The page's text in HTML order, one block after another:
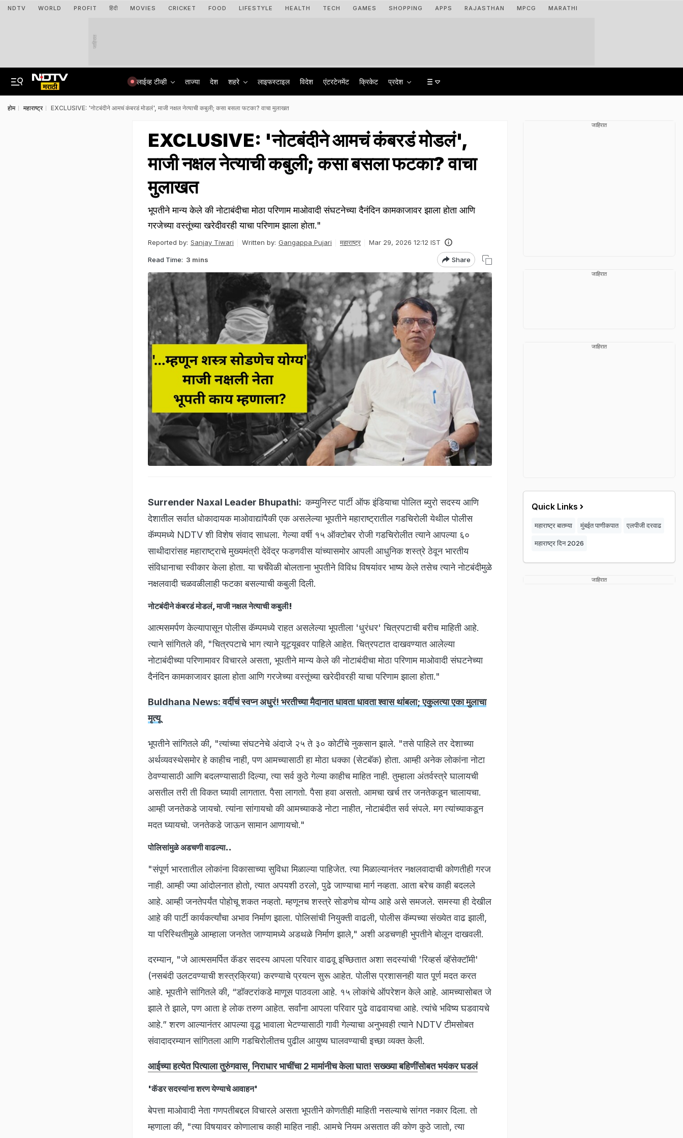
NDTV WORLD PROFIT हिंदी MOVIES CRICKET FOOD LIFESTYLE HEALTH TECH GAMES SHOPPING APPS RAJASTHAN MPCG MARATHI
जाहिरात
लाईव्ह टीव्ही ताज्या देश शहरे लाइफस्टाइल विदेश एंटरटेनमेंट क्रिकेट प्रदेश
होम महाराष्ट्र EXCLUSIVE: 'नोटबंदीने आमचं कंबरडं मोडलं', माजी नक्षल नेत्याची कबुली; कसा बसला फटका? वाचा मुलाखत
EXCLUSIVE: 'नोटबंदीने आमचं कंबरडं मोडलं',
माजी नक्षल नेत्याची कबुली; कसा बसला फटका? वाचा
मुलाखत
भूपतीने मान्य केले की नोटाबंदीचा मोठा परिणाम माओवादी संघटनेच्या दैनंदिन कामकाजावर झाला होता आणि
गरजेच्या वस्तूंच्या खरेदीवरही याचा परिणाम झाला होता."
Reported by: Sanjay Tiwari Written by: Gangappa Pujari महाराष्ट्र Mar 29, 2026 12:12 IST
Read Time: 3 mins Share
Surrender Naxal Leader Bhupathi:कम्युनिस्ट पार्टी ऑफ इंडियाचा पोलित ब्युरो सदस्य आणि
देशातील सर्वात धोकादायक माओवाद्यांपैकी एक असलेल्या भूपतीने महाराष्ट्रातील गडचिरोली येथील पोलीस
कॅम्पमध्ये NDTV शी विशेष संवाद साधला. गेल्या वर्षी १५ ऑक्टोबर रोजी गडचिरोलीत त्याने आपल्या ६०
साथीदारांसह महाराष्ट्राचे मुख्यमंत्री देवेंद्र फडणवीस यांच्यासमोर आपली आधुनिक शस्त्रे ठेवून भारतीय
संविधानाचा स्वीकार केला होता. या चर्चेवेळी बोलताना भुपतीने विविध विषयांवर भाष्य केले तसेच त्याने नोटबंदीमुळे
नक्षलवादी चळवळीलाही फटका बसल्याची कबुली दिली.
नोटबंदीने कंबरडं मोडलं, माजी नक्षल नेत्याची कबुली!
आत्मसमर्पण केल्यापासून पोलीस कॅम्पमध्ये राहत असलेल्या भूपतीला 'धुरंधर' चित्रपटाची बरीच माहिती आहे.
त्याने सांगितले की, "चित्रपटाचे भाग त्याने यूट्यूबवर पाहिले आहेत. चित्रपटात दाखवण्यात आलेल्या
नोटाबंदीच्या परिणामावर विचारले असता, भूपतीने मान्य केले की नोटाबंदीचा मोठा परिणाम माओवादी संघटनेच्या
दैनंदिन कामकाजावर झाला होता आणि गरजेच्या वस्तूंच्या खरेदीवरही याचा परिणाम झाला होता."
Buldhana News: वर्दीचं स्वप्न अधुरं! भरतीच्या मैदानात धावता धावता श्वास थांबला; एकुलत्या एका मुलाचा
मृत्यू
भूपतीने सांगितले की, "त्यांच्या संघटनेचे अंदाजे २५ ते ३० कोटींचे नुकसान झाले. "तसे पाहिले तर देशाच्या
अर्थव्यवस्थेसमोर हे काहीच नाही, पण आमच्यासाठी हा मोठा धक्का (सेटबॅक) होता. आम्ही अनेक लोकांना नोटा
ठेवण्यासाठी आणि बदलण्यासाठी दिल्या, त्या सर्व कुठे गेल्या काहीच माहित नाही. तुम्हाला अंतर्वस्त्रे घालायची
असतील तरी ती विकत घ्यावी लागतात. पैसा लागतो. पैसा हवा असतो. आमचा खर्च तर जनतेकडून चालायचा.
आम्ही जनतेकडे जायचो. त्यांना सांगायचो की आमच्याकडे नोटा नाहीत, नोटाबंदीत सर्व संपले. मग त्यांच्याकडून
मदत घ्यायचो. जनतेकडे जाऊन सामान आणायचो."
पोलिसांमुळे अडचणी वाढल्या..
"संपूर्ण भारतातील लोकांना विकासाच्या सुविधा मिळाल्या पाहिजेत. त्या मिळाल्यानंतर नक्षलवादाची कोणतीही गरज
नाही. आम्ही ज्या आंदोलनात होतो, त्यात अपयशी ठरलो, पुढे जाण्याचा मार्ग नव्हता. आता बरेच काही बदलले
आहे. आम्ही जनतेपर्यंत पोहोचू शकत नव्हतो. म्हणूनच शस्त्रे सोडणेच योग्य आहे असे समजले. समस्या ही देखील
आहे की पार्टी कार्यकर्त्यांचा अभाव निर्माण झाला. पोलिसांची नियुक्ती वाढली, पोलीस कॅम्पच्या संख्येत वाढ झाली,
या परिस्थितीमुळे आम्हाला जनतेत जाण्यामध्ये अडथळे निर्माण झाले," अशी अडचणही भुपतीने बोलून दाखवली.
दरम्यान, "जे आत्मसमर्पित कॅडर सदस्य आपला परिवार वाढवू इच्छितात अशा सदस्यांची 'रिव्हर्स व्हॅसेक्टॉमी'
(नसबंदी उलटवण्याची शस्त्रक्रिया) करण्याचे प्रयत्न सुरू आहेत. पोलीस प्रशासनही यात पूर्ण मदत करत
आहे. भूपतीने सांगितले की, “डॉक्टरांकडे माणूस पाठवला आहे. १५ लोकांचे ऑपरेशन केले आहे. आमच्यासोबत जे
झाले ते झाले, पण आता हे लोक तरुण आहेत. सर्वांना आपला परिवार पुढे वाढवायचा आहे. त्यांचे भविष्य घडवायचे
आहे.” शरण आल्यानंतर आपल्या वृद्ध भावाला भेटण्यासाठी गावी गेल्याचा अनुभवही त्याने NDTV टीमसोबत
संवादादरम्यान सांगितला आणि गडचिरोलीतच पुढील आयुष्य घालवण्याची इच्छा व्यक्त केली.
आईच्या हत्येत पित्याला तुरुंगवास, निराधार भाचींचा 2 मामांनीच केला घात! सख्ख्या बहिणींसोबत भयंकर घडलं
'कॅडर सदस्यांना शरण येण्याचे आवाहन'
बेपत्ता माओवादी नेता गणपतीबद्दल विचारले असता भूपतीने कोणतीही माहिती नसल्याचे सांगत नकार दिला. तो
म्हणाला की, "त्या विषयावर कोणालाच काही माहित नाही. आमचे नियम असतात की कोण कुठे जातो, त्या
जाहिरात
जाहिरात
जाहिरात
Quick Links
महाराष्ट्र बातम्या मुंबईत पाणीकपात एलपीजी दरवाढ
महाराष्ट्र दिन 2026
जाहिरात